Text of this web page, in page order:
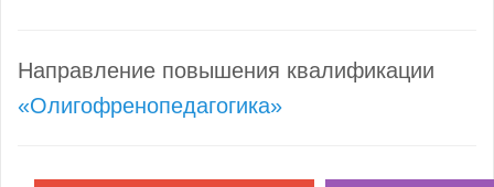
Направление повышения квалификации
«Олигофренопедагогика»